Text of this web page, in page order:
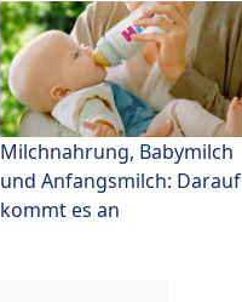
Milchnahrung, Babymilch
und Anfangsmilch: Darauf
kommt es an